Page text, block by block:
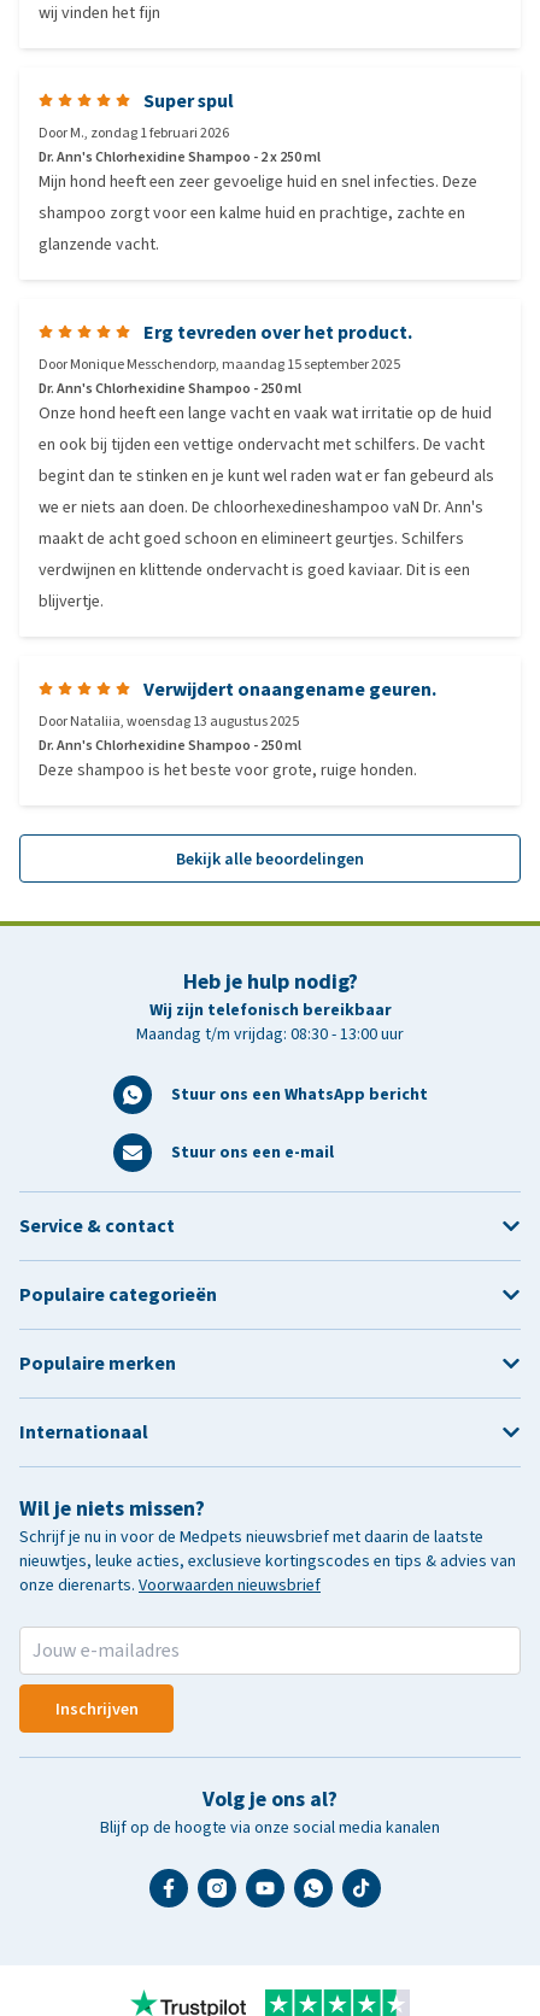
wij vinden het fijn
Super spul
DoorM., zondag 1 februari 2026
Dr. Ann's Chlorhexidine Shampoo - 2 x 250 ml
Mijn hond heeft een zeer gevoelige huid en snel infecties. Deze
shampoo zorgt voor een kalme huid en prachtige, zachte en
glanzende vacht.
Erg tevreden over het product.
DoorMonique Messchendorp, maandag 15 september 2025
Dr. Ann's Chlorhexidine Shampoo - 250 ml
Onze hond heeft een lange vacht en vaak wat irritatie op de huid
en ook bij tijden een vettige ondervacht met schilfers. De vacht
begint dan te stinken en je kunt wel raden wat er fan gebeurd als
we er niets aan doen. De chloorhexedineshampoo vaN Dr. Ann's
maakt de acht goed schoon en elimineert geurtjes. Schilfers
verdwijnen en klittende ondervacht is goed kaviaar. Dit is een
blijvertje.
Verwijdert onaangename geuren.
DoorNataliia,woensdag 13 augustus 2025
Dr. Ann's Chlorhexidine Shampoo - 250 ml
Deze shampoo is het beste voor grote, ruige honden.
Bekijk alle beoordelingen
Heb je hulp nodig?
Wij zijn telefonisch bereikbaar
Maandag t/m vrijdag: 08:30 - 13:00 uur
Stuur ons een WhatsApp bericht
Stuur ons een e-mail
Wil je niets missen?
Schrijf je nu in voor de Medpets nieuwsbrief met daarin de laatste
nieuwtjes, leuke acties, exclusieve kortingscodes en tips & advies van
onze dierenarts. Voorwaarden nieuwsbrief
Inschrijven
Volg je ons al?
Blijf op de hoogte via onze social media kanalen
Service & contact
Populaire categorieën
Populaire merken
Internationaal